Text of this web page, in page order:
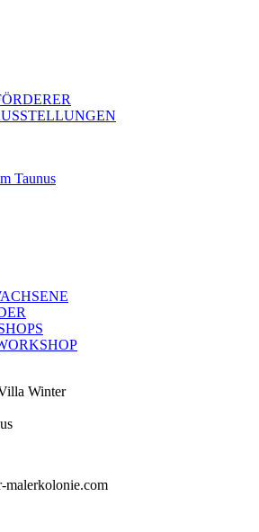
Winter
malerkolonie.com